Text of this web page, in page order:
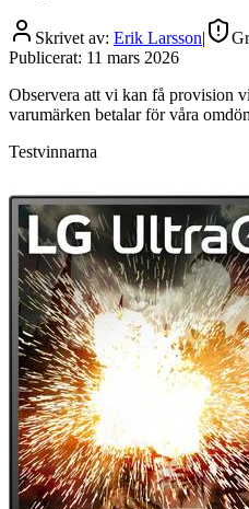
Skrivet av: Erik Larsson|
Publicerat: 11 mars 2026
Observera att vi kan få provision
varumärken betalar för våra
Testvinnarna